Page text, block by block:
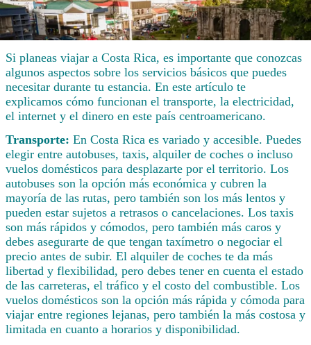
Si planeas viajar a Costa Rica, es importante que conozcas
algunos aspectos sobre los servicios básicos que puedes
necesitar durante tu estancia. En este artículo te
explicamos cómo funcionan el transporte, la electricidad,
el internet y el dinero en este país centroamericano.
Transporte: En Costa Rica es variado y accesible. Puedes
elegir entre autobuses, taxis, alquiler de coches o incluso
vuelos domésticos para desplazarte por el territorio. Los
autobuses son la opción más económica y cubren la
mayoría de las rutas, pero también son los más lentos y
pueden estar sujetos a retrasos o cancelaciones. Los taxis
son más rápidos y cómodos, pero también más caros y
debes asegurarte de que tengan taxímetro o negociar el
precio antes de subir. El alquiler de coches te da más
libertad y flexibilidad, pero debes tener en cuenta el estado
de las carreteras, el tráfico y el costo del combustible. Los
vuelos domésticos son la opción más rápida y cómoda para
viajar entre regiones lejanas, pero también la más costosa y
limitada en cuanto a horarios y disponibilidad.